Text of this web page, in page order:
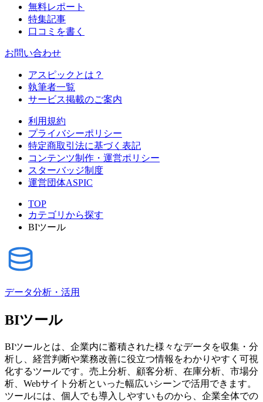
無料レポート
特集記事
口コミを書く
お問い合わせ
アスピックとは？
執筆者一覧
サービス掲載のご案内
利用規約
プライバシーポリシー
特定商取引法に基づく表記
コンテンツ制作・運営ポリシー
スターバッジ制度
運営団体ASPIC
TOP
カテゴリから探す
BIツール
データ分析・活用
BIツール
BIツールとは、企業内に蓄積された様々なデータを収集・分
析し、経営判断や業務改善に役立つ情報をわかりやすく可視
化するツールです。売上分析、顧客分析、在庫分析、市場分
析、Webサイト分析といった幅広いシーンで活用できます。
ツールには、個人でも導入しやすいものから、企業全体での